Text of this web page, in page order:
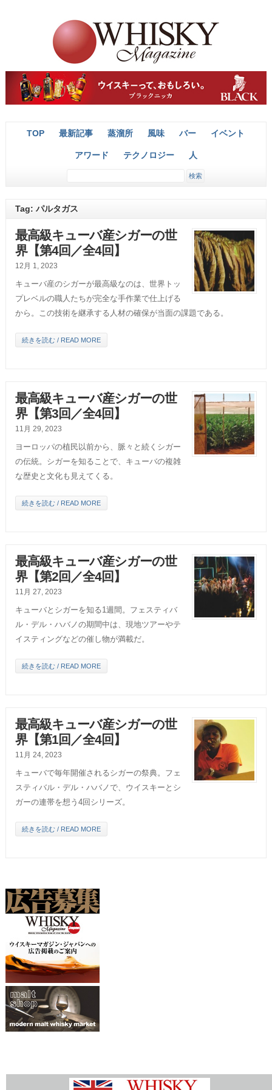
TOP 最新記事 蒸溜所 風味 バー イベント
アワード テクノロジー 人
Tag: パルタガス
最高級キューバ産シガーの世
界【第4回／全4回】
12月 1, 2023
キューバ産のシガーが最高級なのは、世界トッ
プレベルの職人たちが完全な手作業で仕上げる
から。この技術を継承する人材の確保が当面の課題である。
続きを読む / READ MORE
最高級キューバ産シガーの世
界【第3回／全4回】
11月 29, 2023
ヨーロッパの植民以前から、脈々と続くシガー
の伝統。シガーを知ることで、キューバの複雑
な歴史と文化も見えてくる。
続きを読む / READ MORE
最高級キューバ産シガーの世
界【第2回／全4回】
11月 27, 2023
キューバとシガーを知る1週間。フェスティバ
ル・デル・ハバノの期間中は、現地ツアーやテ
イスティングなどの催し物が満載だ。
続きを読む / READ MORE
最高級キューバ産シガーの世
界【第1回／全4回】
11月 24, 2023
キューバで毎年開催されるシガーの祭典。フェ
スティバル・デル・ハバノで、ウイスキーとシ
ガーの連帯を想う4回シリーズ。
続きを読む / READ MORE